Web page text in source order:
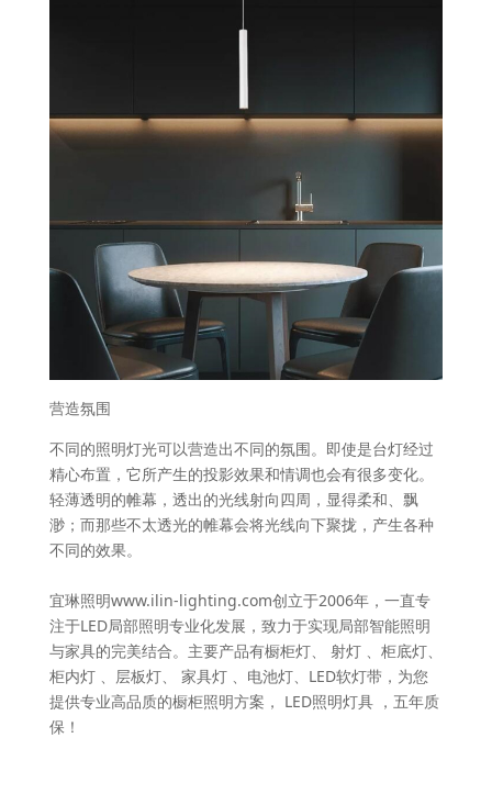
营造氛围
不同的照明灯光可以营造出不同的氛围。即使是台灯经过
精心布置，它所产生的投影效果和情调也会有很多变化。
轻薄透明的帷幕，透出的光线射向四周，显得柔和、飘
渺；而那些不太透光的帷幕会将光线向下聚拢，产生各种
不同的效果。
宜琳照明www.ilin-lighting.com创立于2006年，一直专
注于LED局部照明专业化发展，致力于实现局部智能照明
与家具的完美结合。主要产品有橱柜灯、 射灯 、柜底灯、
柜内灯 、层板灯、 家具灯 、电池灯、LED软灯带，为您
提供专业高品质的橱柜照明方案， LED照明灯具 ，五年质
保！